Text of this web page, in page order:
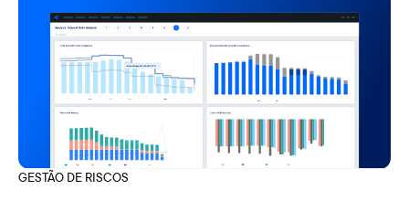
GESTÃO DE RISCOS